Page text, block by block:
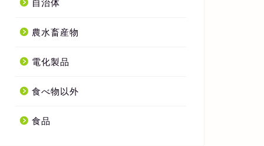
自治体
農水畜産物
電化製品
食べ物以外
食品